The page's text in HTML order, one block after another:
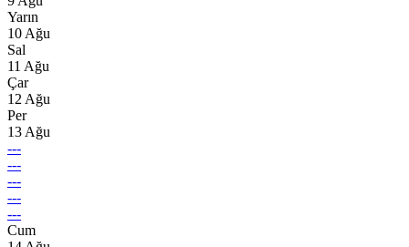
Yarın
10 Ağu
Sal
11 Ağu
Çar
12 Ağu
Per
13 Ağu
---
---
---
---
---
Cum